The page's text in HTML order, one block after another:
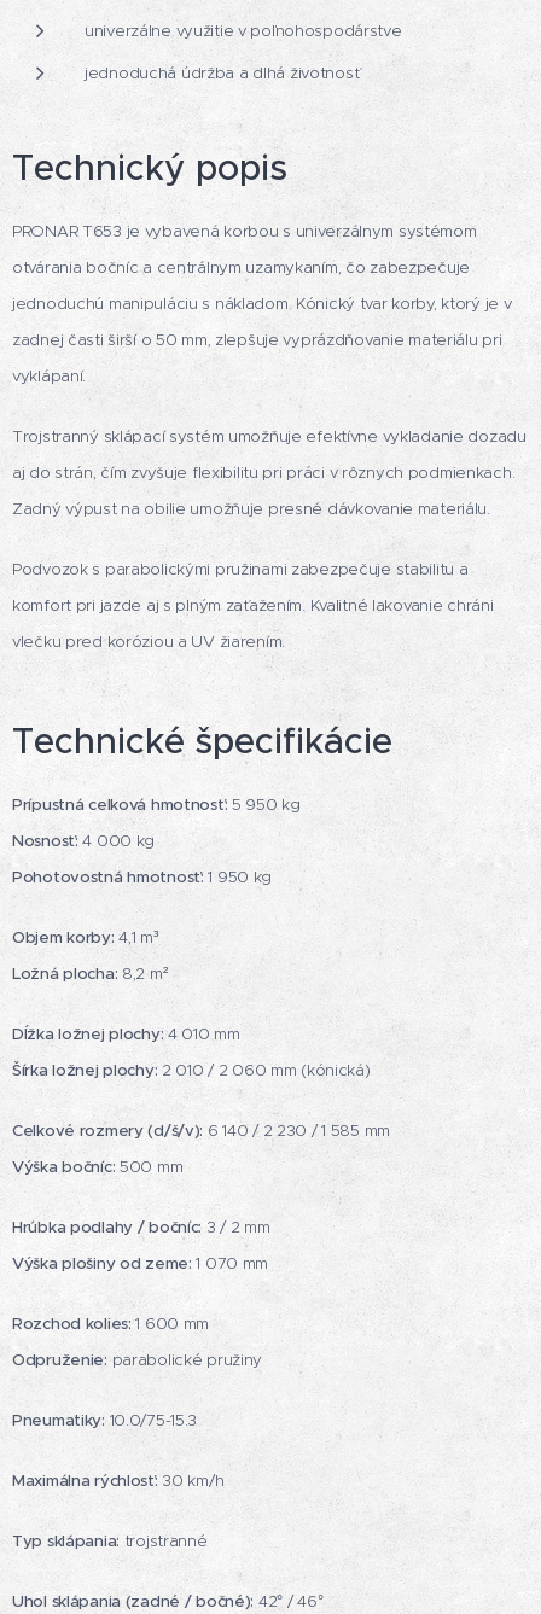
univerzálne využitie v poľnohospodárstve
jednoduchá údržba a dlhá životnosť
Technický popis
PRONAR T653 je vybavená korbou s univerzálnym systémom
otvárania bočníc a centrálnym uzamykaním, čo zabezpečuje
jednoduchú manipuláciu s nákladom. Kónický tvar korby, ktorý je v
zadnej časti širší o 50 mm, zlepšuje vyprázdňovanie materiálu pri
vyklápaní.
Trojstranný sklápací systém umožňuje efektívne vykladanie dozadu
aj do strán, čím zvyšuje flexibilitu pri práci v rôznych podmienkach.
Zadný výpust na obilie umožňuje presné dávkovanie materiálu.
Podvozok s parabolickými pružinami zabezpečuje stabilitu a
komfort pri jazde aj s plným zaťažením. Kvalitné lakovanie chráni
vlečku pred koróziou a UV žiarením.
Technické špecifikácie
Prípustná celková hmotnosť: 5 950 kg
Nosnosť: 4 000 kg
Pohotovostná hmotnosť: 1 950 kg
Objem korby: 4,1 m³
Ložná plocha: 8,2 m²
Dĺžka ložnej plochy:4 010 mm
Šírka ložnej plochy: 2 010 / 2 060 mm (kónická)
Celkové rozmery (d/š/v): 6 140 / 2 230 / 1 585 mm
Výška bočníc:500 mm
Hrúbka podlahy / bočníc:3 / 2 mm
Výška plošiny od zeme: 1 070 mm
Rozchod kolies:1 600 mm
Odpruženie:parabolické pružiny
Pneumatiky: 10.0/75-15.3
Maximálna rýchlosť: 30 km/h
Typ sklápania: trojstranné
Uhol sklápania (zadné / bočné): 42° / 46°